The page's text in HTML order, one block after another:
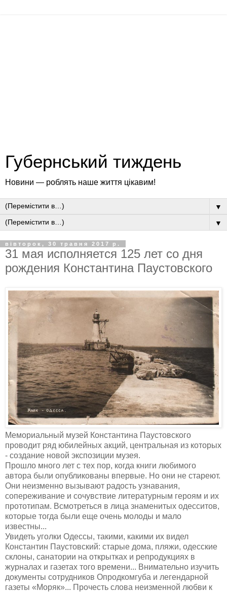
Губернський тиждень
Новини — роблять наше життя цікавим!
▼
▼
вівторок, 30 травня 2017 р.
31 мая исполняется 125 лет со дня
рождения Константина Паустовского
Мемориальный музей Константина Паустовского
проводит ряд юбилейных акций, центральная из которых
- создание новой экспозиции музея.
Прошло много лет с тех пор, когда книги любимого
автора были опубликованы впервые. Но они не стареют.
Они неизменно вызывают радость узнавания,
сопереживание и сочувствие литературным героям и их
прототипам. Всмотреться в лица знаменитых одесситов,
которые тогда были еще очень молоды и мало
известны...
Увидеть уголки Одессы, такими, какими их видел
Константин Паустовский: старые дома, пляжи, одесские
склоны, санатории на открытках и репродукциях в
журналах и газетах того времени... Внимательно изучить
документы сотрудников Опродкомгуба и легендарной
газеты «Моряк»... Прочесть слова неизменной любви к